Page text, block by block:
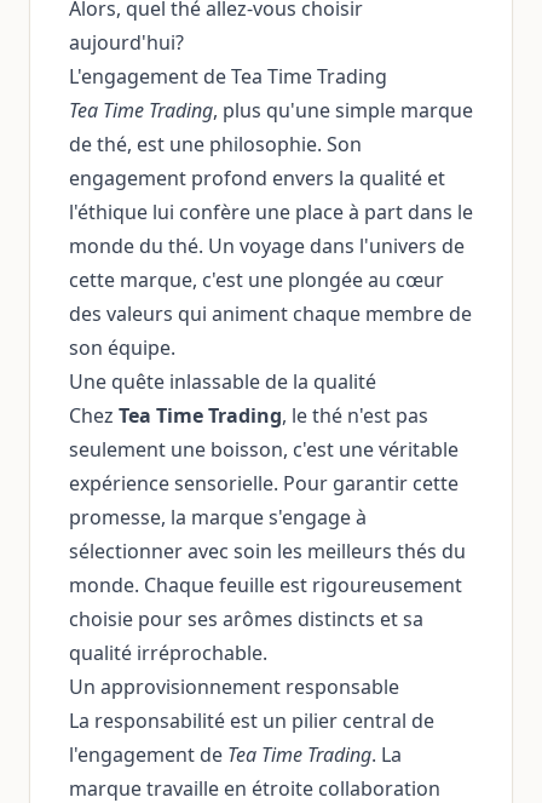
Alors, quel thé allez-vous choisir
aujourd'hui?
L'engagement de Tea Time Trading
Tea Time Trading, plus qu'une simple marque
de thé, est une philosophie. Son
engagement profond envers la qualité et
l'éthique lui confère une place à part dans le
monde du thé. Un voyage dans l'univers de
cette marque, c'est une plongée au cœur
des valeurs qui animent chaque membre de
son équipe.
Une quête inlassable de la qualité
Chez Tea Time Trading, le thé n'est pas
seulement une boisson, c'est une véritable
expérience sensorielle. Pour garantir cette
promesse, la marque s'engage à
sélectionner avec soin les meilleurs thés du
monde. Chaque feuille est rigoureusement
choisie pour ses arômes distincts et sa
qualité irréprochable.
Un approvisionnement responsable
La responsabilité est un pilier central de
l'engagement de Tea Time Trading. La
marque travaille en étroite collaboration